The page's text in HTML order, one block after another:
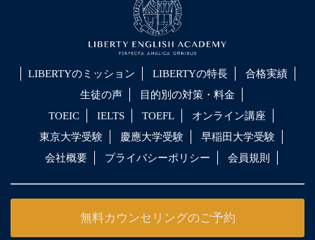
LIBERTYのミッション LIBERTYの特長
合格実績
生徒の声
目的別の対策・料金
TOEIC
IELTS TOEFL
オンライン講座
東京大学受験
慶應大学受験
早稲田大学受験
会社概要
プライバシーポリシー 会員規則
無料カウンセリングのご予約